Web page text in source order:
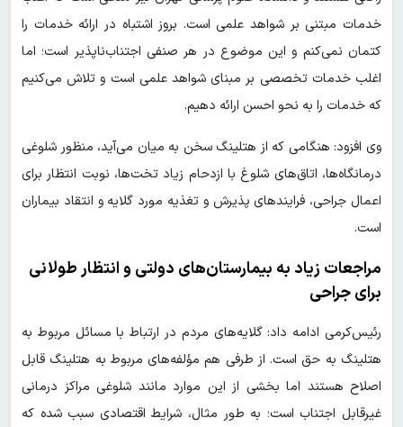
خدمات مبتنی بر شواهد علمی است. بروز اشتباه در ارائه خدمات را
کتمان نمی‌کنم و این موضوع در هر صنفی اجتناب‌ناپذیر است؛ اما
اغلب خدمات تخصصی بر مبنای شواهد علمی است و تلاش می‌کنیم
که خدمات را به نحو احسن ارائه دهیم.
وی افزود: هنگامی که از هتلینگ سخن به میان می‌آید، منظور شلوغی
درمانگاه‌ها، اتاق‌های شلوغ با ازدحام زیاد تخت‌ها، نوبت انتظار برای
اعمال جراحی، فرایندهای پذیرش و تغذیه مورد گلایه و انتقاد بیماران
است.
مراجعات زیاد به بیمارستان‌های دولتی و انتظار طولانی
برای جراحی
رئیس‌کرمی ادامه داد: گلایه‌های مردم در ارتباط با مسائل مربوط به
هتلینگ به حق است. از طرفی هم مؤلفه‌های مربوط به هتلینگ قابل
اصلاح هستند اما بخشی از این موارد مانند شلوغی مراکز درمانی
غیرقابل اجتناب است؛ به طور مثال، شرایط اقتصادی سبب شده که